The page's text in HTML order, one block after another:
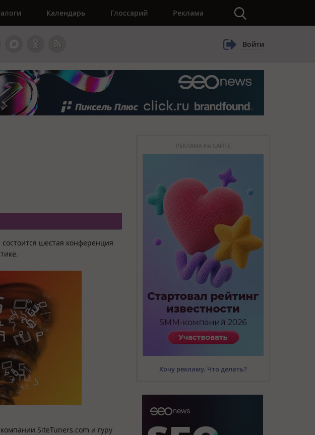
Календарь Глоссарий Реклама
Войти
шестая конференция
SiteTuners.com и гуру
РЕКЛАМА НА САЙТЕ
Хочу рекламу. Что делать?